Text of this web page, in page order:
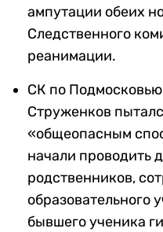
ампутации обеих
Следственного
реанимации.
СК по Подмосковью
Струженков
«общеопасным
начали проводить
родственников,
образовательного
бывшего ученика